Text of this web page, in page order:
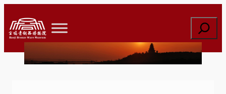
至
内
索